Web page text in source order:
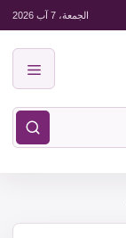
الجمعة، 7 آب 2026